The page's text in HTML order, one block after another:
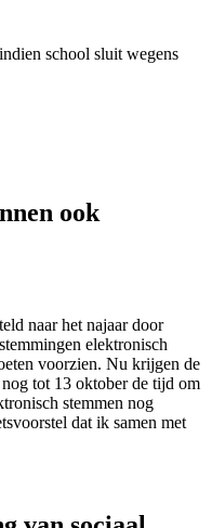
school sluit wegens
ook
naar het najaar door
elektronisch
voorzien. Nu krijgen de
tot 13 oktober de tijd om
stemmen nog
dat ik samen met